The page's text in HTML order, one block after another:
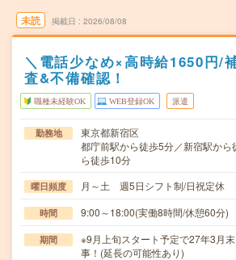
未読 掲載日 2026/08/08
＼電話少なめ×高時給1650円/
査&不備確認！
職種未経験OK WEB登録OK 派遣
勤務地
東京都新宿区
都庁前駅から徒歩5分／新宿駅か
ら徒歩10分
曜日頻度 月～土 週5日シフト制/日祝定休
時間 9:00～18:00(実働8時間/休憩60分)
期間
※9月上旬スタート予定で27年3月
事！(延長の可能性あり)